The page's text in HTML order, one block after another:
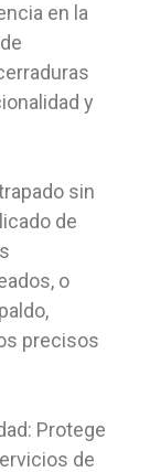
en la
y
sin
de
o
precisos
Protege
de